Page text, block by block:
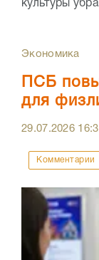
культуры
Экономика
ПСБ
для
29.07.2026
Комментарии